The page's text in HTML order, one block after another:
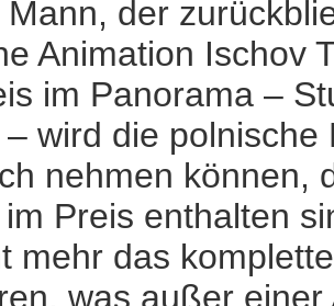
der
Animation Ischov
im Panorama –
wird die
nehmen können,
Preis enthalten
mehr das
was außer